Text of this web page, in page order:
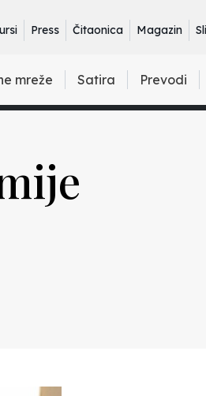
Press Čitaonica Magazin
mreže Satira Prevodi